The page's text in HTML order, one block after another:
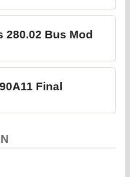
280.02 Bus Mod
Final